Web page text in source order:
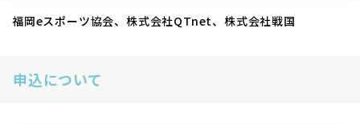
福岡eスポーツ協会、株式会社QTnet、株式会社戦国
申込について